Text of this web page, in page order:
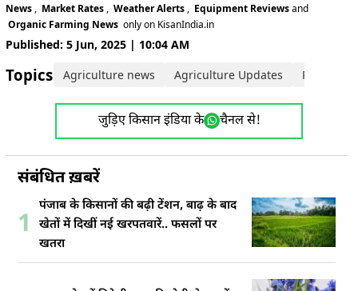
News , Market Rates , Weather Alerts , Equipment Reviewsand
Organic Farming News only on KisanIndia.in
Published: 5 Jun, 2025 | 10:04 AM
Topics: Agriculture news Agriculture Updates
जुड़िए किसान इंडिया के चैनल से!
संबंधित ख़बरें
1
पंजाब के किसानों की बढ़ी टेंशन, बाढ़ के बाद
खेतों में दिखीं नई खरपतवारें.. फसलों पर
खतरा